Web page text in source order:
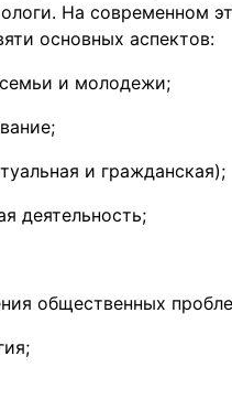
На современном
основных аспектов:
и молодежи;
и гражданская);
деятельность;
общественных